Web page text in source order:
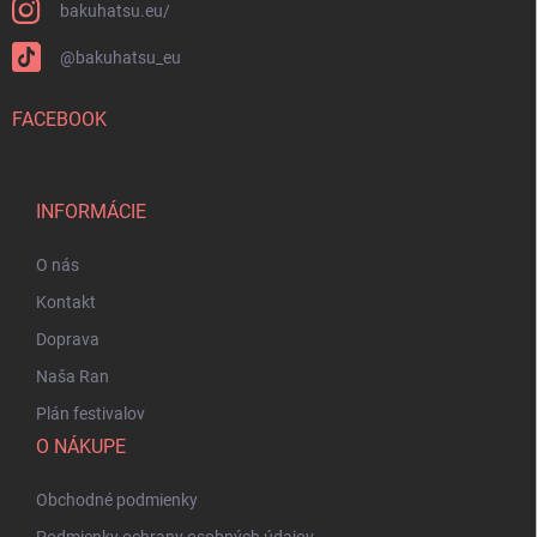
bakuhatsu.eu/
@bakuhatsu_eu
FACEBOOK
INFORMÁCIE
O nás
Kontakt
Doprava
Naša Ran
Plán festivalov
O NÁKUPE
Obchodné podmienky